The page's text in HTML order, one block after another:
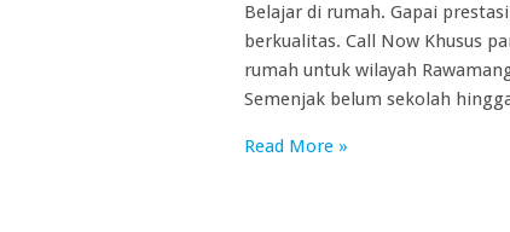
Belajar di rumah. Gapai
berkualitas. Call Now Khusus
rumah untuk wilayah
Semenjak belum sekolah
Read More »